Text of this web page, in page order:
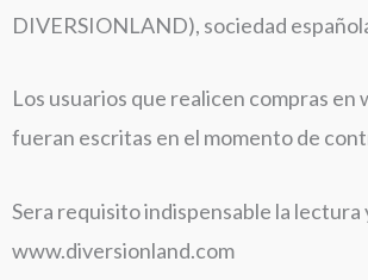
DIVERSIONLAND), sociedad
Los usuarios que realicen compras
fueran escritas en el momento de
Sera requisito indispensable la
www.diversionland.com